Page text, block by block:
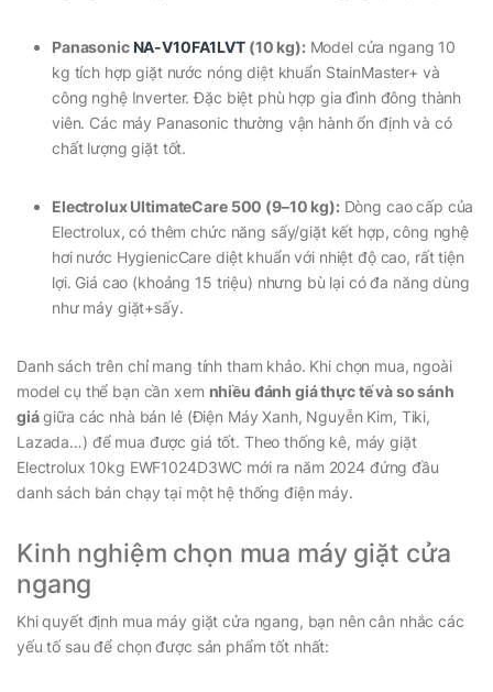
Panasonic NA-V10FA1LVT(10 kg):Model cửa ngang 10
kg tích hợp giặt nước nóng diệt khuẩn StainMaster+ và
công nghệ Inverter. Đặc biệt phù hợp gia đình đông thành
viên. Các máy Panasonic thường vận hành ổn định và có
chất lượng giặt tốt.
Electrolux UltimateCare 500 (9–10 kg):Dòng cao cấp của
Electrolux, có thêm chức năng sấy/giặt kết hợp, công nghệ
hơi nước HygienicCare diệt khuẩn với nhiệt độ cao, rất tiện
lợi. Giá cao (khoảng 15 triệu) nhưng bù lại có đa năng dùng
như máy giặt+sấy.
Danh sách trên chỉ mang tính tham khảo. Khi chọn mua, ngoài
model cụ thể bạn cần xem nhiều đánh giá thực tế và so sánh
giágiữa các nhà bán lẻ (Điện Máy Xanh, Nguyễn Kim, Tiki,
Lazada…) để mua được giá tốt. Theo thống kê, máy giặt
Electrolux 10kg EWF1024D3WC mới ra năm 2024 đứng đầu
danh sách bán chạy tại một hệ thống điện máy.
Kinh nghiệm chọn mua máy giặt cửa
ngang
Khi quyết định mua máy giặt cửa ngang, bạn nên cân nhắc các
yếu tố sau để chọn được sản phẩm tốt nhất: